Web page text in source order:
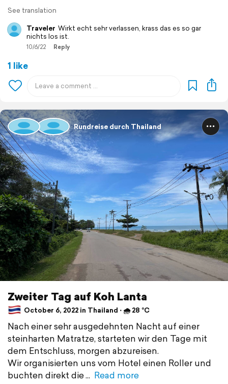
See translation
Traveler Wirkt echt sehr verlassen, krass das es so gar
nichts los ist.
10/6/22 Reply
1 like
Rundreise durch Thailand
Zweiter Tag auf Koh Lanta
October 6, 2022 in Thailand ⋅ 🌧 28 °C
Nach einer sehr ausgedehnten Nacht auf einer
steinharten Matratze, starteten wir den Tage mit
dem Entschluss, morgen abzureisen.
Wir organisierten uns vom Hotel einen Roller und
buchten direkt die
Read more